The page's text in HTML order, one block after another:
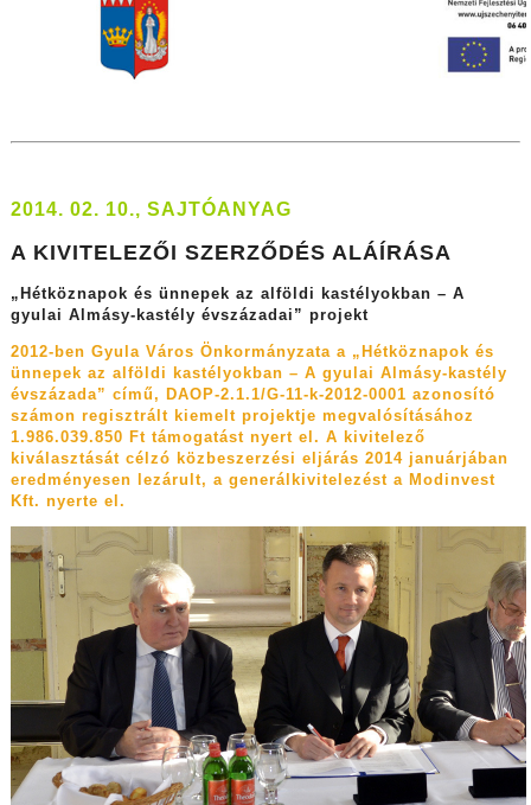
2014. 02. 10., SAJTÓANYAG
A KIVITELEZŐI SZERZŐDÉS ALÁÍRÁSA
„Hétköznapok és ünnepek az alföldi kastélyokban – A
gyulai Almásy-kastély évszázadai” projekt
2012-ben Gyula Város Önkormányzata a „Hétköznapok és
ünnepek az alföldi kastélyokban – A gyulai Almásy-kastély
évszázada” című, DAOP-2.1.1/G-11-k-2012-0001 azonosító
számon regisztrált kiemelt projektje megvalósításához
1.986.039.850 Ft támogatást nyert el. A kivitelező
kiválasztását célzó közbeszerzési eljárás 2014 januárjában
eredményesen lezárult, a generálkivitelezést a Modinvest
Kft. nyerte el.